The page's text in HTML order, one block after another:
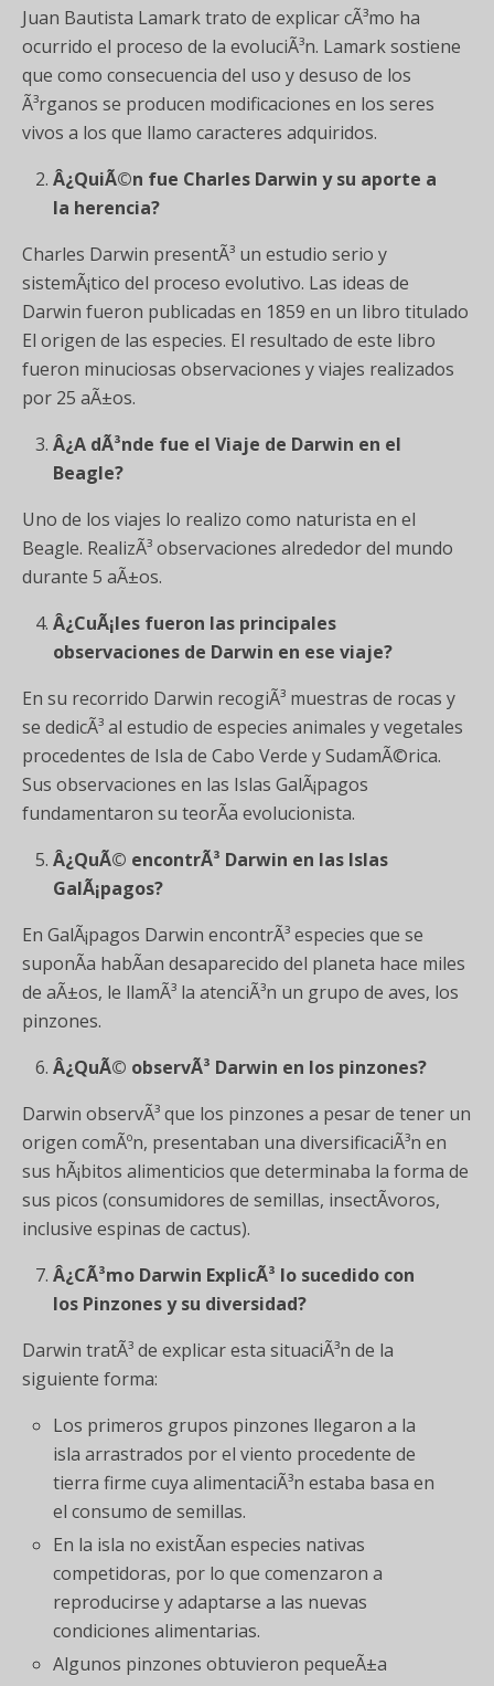
Juan Bautista Lamark trato de explicar cÃ³mo ha
ocurrido el proceso de la evoluciÃ³n. Lamark sostiene
que como consecuencia del uso y desuso de los
Ã³rganos se producen modificaciones en los seres
vivos a los que llamo caracteres adquiridos.
Â¿QuiÃ©n fue Charles Darwin y su aporte a
la herencia?
Charles Darwin presentÃ³ un estudio serio y
sistemÃ¡tico del proceso evolutivo. Las ideas de
Darwin fueron publicadas en 1859 en un libro titulado
El origen de las especies. El resultado de este libro
fueron minuciosas observaciones y viajes realizados
por 25 aÃ±os.
Â¿A dÃ³nde fue el Viaje de Darwin en el
Beagle?
Uno de los viajes lo realizo como naturista en el
Beagle. RealizÃ³ observaciones alrededor del mundo
durante 5 aÃ±os.
Â¿CuÃ¡les fueron las principales
observaciones de Darwin en ese viaje?
En su recorrido Darwin recogiÃ³ muestras de rocas y
se dedicÃ³ al estudio de especies animales y vegetales
procedentes de Isla de Cabo Verde y SudamÃ©rica.
Sus observaciones en las Islas GalÃ¡pagos
fundamentaron su teorÃ­a evolucionista.
Â¿QuÃ© encontrÃ³ Darwin en las Islas
GalÃ¡pagos?
En GalÃ¡pagos Darwin encontrÃ³ especies que se
suponÃ­a habÃ­an desaparecido del planeta hace miles
de aÃ±os, le llamÃ³ la atenciÃ³n un grupo de aves, los
pinzones.
Â¿QuÃ© observÃ³ Darwin en los pinzones?
Darwin observÃ³ que los pinzones a pesar de tener un
origen comÃºn, presentaban una diversificaciÃ³n en
sus hÃ¡bitos alimenticios que determinaba la forma de
sus picos (consumidores de semillas, insectÃ­voros,
inclusive espinas de cactus).
Â¿CÃ³mo Darwin ExplicÃ³ lo sucedido con
los Pinzones y su diversidad?
Darwin tratÃ³ de explicar esta situaciÃ³n de la
siguiente forma:
Los primeros grupos pinzones llegaron a la
isla arrastrados por el viento procedente de
tierra firme cuya alimentaciÃ³n estaba basa en
el consumo de semillas.
En la isla no existÃ­an especies nativas
competidoras, por lo que comenzaron a
reproducirse y adaptarse a las nuevas
condiciones alimentarias.
Algunos pinzones obtuvieron pequeÃ±a